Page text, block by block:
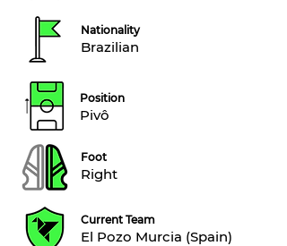
Nationality
Brazilian
Position
Pivô
Foot
Right
Current Team
El Pozo Murcia (Spain)